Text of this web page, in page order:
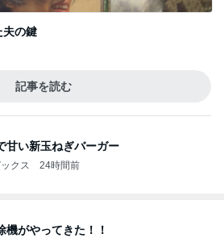
夫の鍵
記事を読む
甘い新玉ねぎバーガー
クス 24時間前
機がやってきた！！